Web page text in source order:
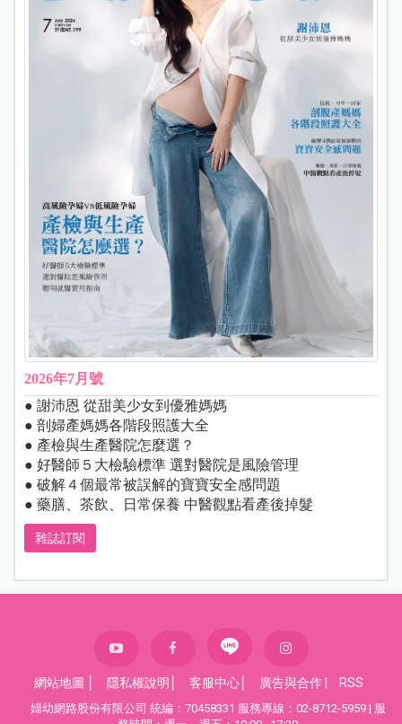
2026年7月號
● 謝沛恩 從甜美少女到優雅媽媽
● 剖婦產媽媽各階段照護大全
● 產檢與生產醫院怎麼選？
● 好醫師５大檢驗標準 選對醫院是風險管理
● 破解４個最常被誤解的寶寶安全感問題
● 藥膳、茶飲、日常保養 中醫觀點看產後掉髮
雜誌訂閱
網站地圖 隱私權說明 客服中心 廣告與合作 RSS
婦幼網路股份有限公司 統編：70458331 服務專線：02-8712-5959 | 服